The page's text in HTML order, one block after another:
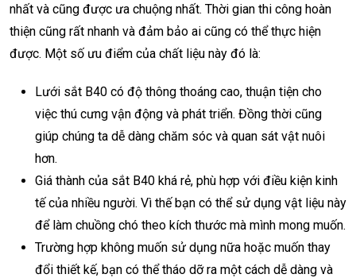
nhất và cũng được ưa chuộng nhất. Thời gian thi công hoàn
thiện cũng rất nhanh và đảm bảo ai cũng có thể thực hiện
được. Một số ưu điểm của chất liệu này đó là:
Lưới sắt B40 có độ thông thoáng cao, thuận tiện cho
việc thú cưng vận động và phát triển. Đồng thời cũng
giúp chúng ta dễ dàng chăm sóc và quan sát vật nuôi
hơn.
Giá thành của sắt B40 khá rẻ, phù hợp với điều kiện kinh
tế của nhiều người. Vì thế bạn có thể sử dụng vật liệu này
để làm chuồng chó theo kích thước mà mình mong muốn.
Trường hợp không muốn sử dụng nữa hoặc muốn thay
đổi thiết kế, bạn có thể tháo dỡ ra một cách dễ dàng và